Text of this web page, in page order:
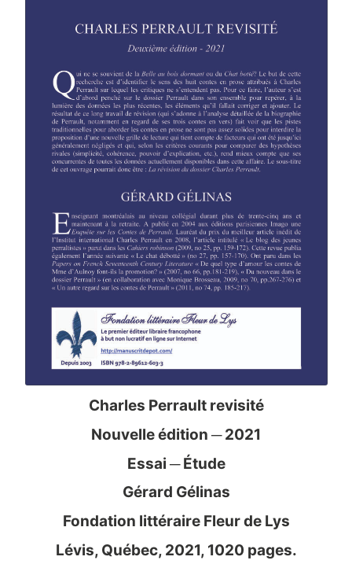
Charles Perrault revisité
Nouvelle édition ─ 2021
Essai ─ Étude
Gérard Gélinas
Fondation littéraire Fleur de Lys
Lévis, Québec, 2021, 1020 pages.